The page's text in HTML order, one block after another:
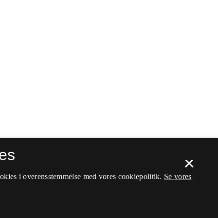
×
i overensstemmelse med vores cookiepolitik. Se vores